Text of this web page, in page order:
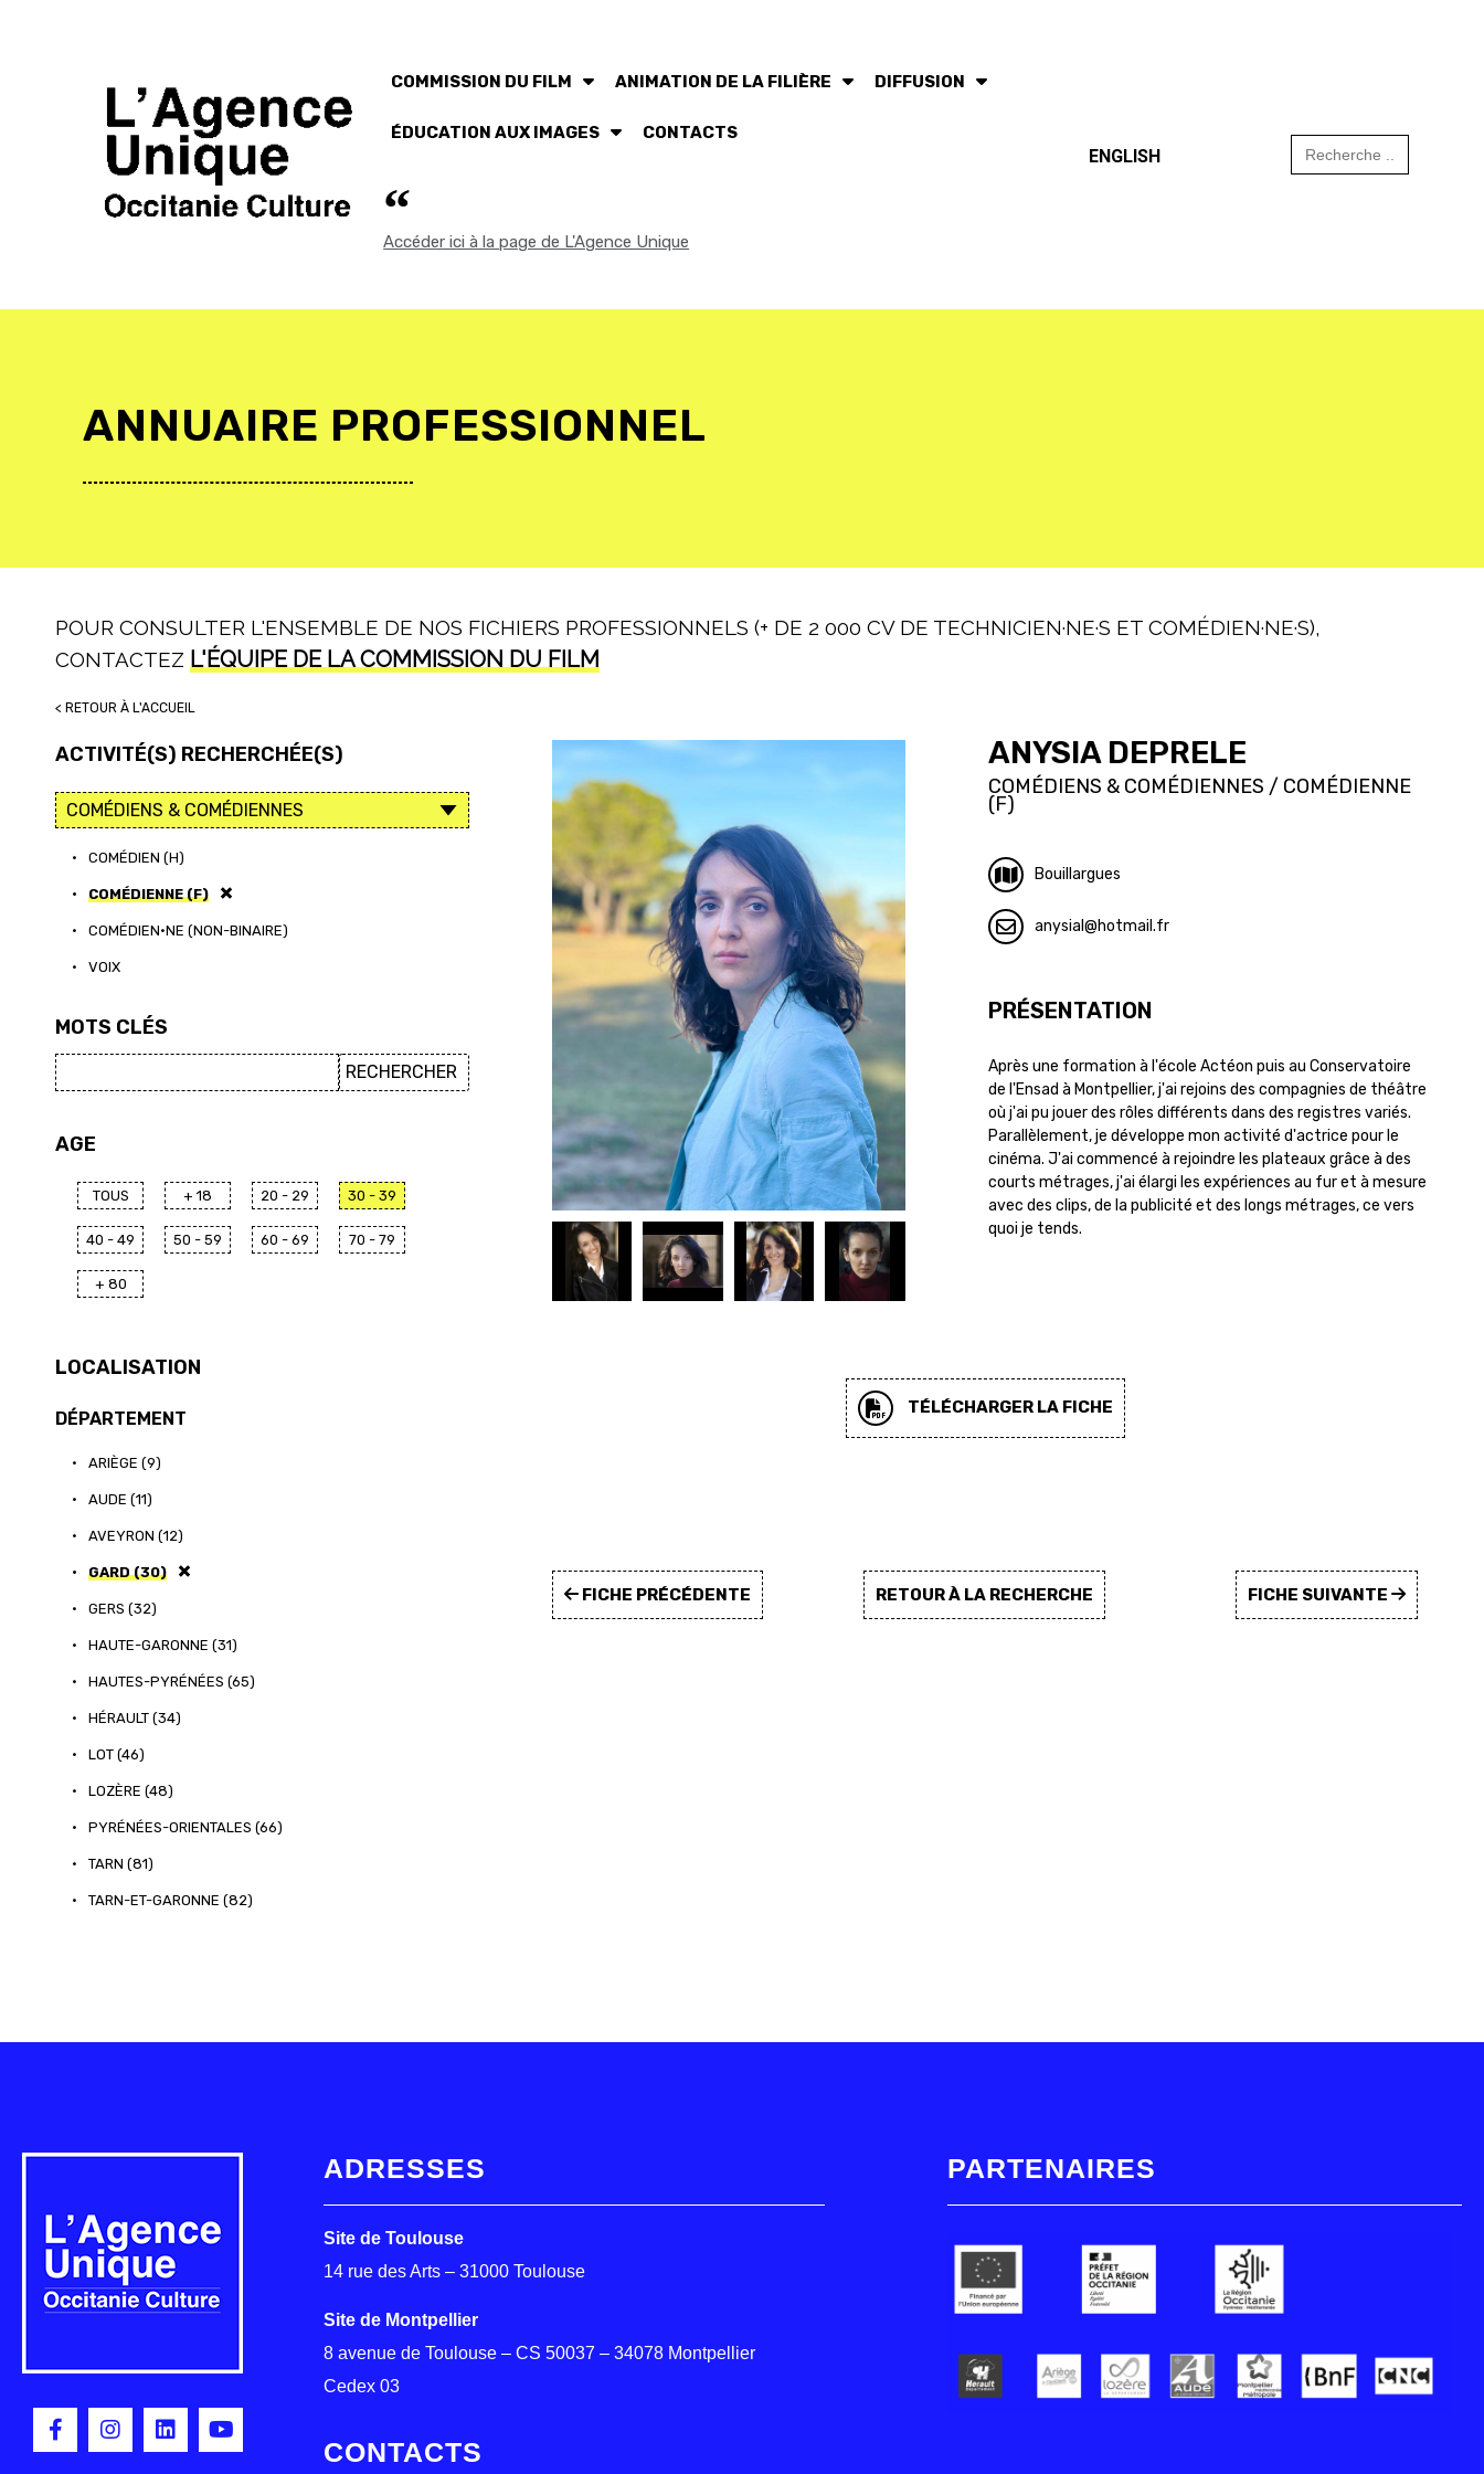
COMMISSION DU FILM ANIMATION DE LA FILIÈRE DIFFUSION
ÉDUCATION AUX IMAGES CONTACTS
Accéder ici à la page de L'Agence Unique
ENGLISH
Search
for:
ANNUAIRE PROFESSIONNEL
POUR CONSULTER L'ENSEMBLE DE NOS FICHIERS PROFESSIONNELS (+ DE 2 000 CV DE TECHNICIEN·NE·S ET COMÉDIEN·NE·S),
CONTACTEZ L'ÉQUIPE DE LA COMMISSION DU FILM
< RETOUR À L'ACCUEIL
ACTIVITÉ(S) RECHERCHÉE(S)
• COMÉDIEN (H)
• COMÉDIENNE (F)
• COMÉDIEN·NE (NON-BINAIRE)
• VOIX
MOTS CLÉS
AGE
TOUS + 18 20 - 29 30 - 39
40 - 49 50 - 59 60 - 69 70 - 79
+ 80
LOCALISATION
DÉPARTEMENT
• ARIÈGE (9)
• AUDE (11)
• AVEYRON (12)
• GARD (30)
• GERS (32)
• HAUTE-GARONNE (31)
• HAUTES-PYRÉNÉES (65)
• HÉRAULT (34)
• LOT (46)
• LOZÈRE (48)
• PYRÉNÉES-ORIENTALES (66)
• TARN (81)
• TARN-ET-GARONNE (82)
ANYSIA DEPRELE
COMÉDIENS & COMÉDIENNES / COMÉDIENNE
(F)
Bouillargues
anysial hotmail.fr
PRÉSENTATION
Après une formation à l'école Actéon puis au Conservatoire
de l'Ensad à Montpellier, j'ai rejoins des compagnies de théâtre
où j'ai pu jouer des rôles différents dans des registres variés.
Parallèlement, je développe mon activité d'actrice pour le
cinéma. J'ai commencé à rejoindre les plateaux grâce à des
courts métrages, j'ai élargi les expériences au fur et à mesure
avec des clips, de la publicité et des longs métrages, ce vers
quoi je tends.
TÉLÉCHARGER LA FICHE
FICHE PRÉCÉDENTE RETOUR À LA RECHERCHE FICHE SUIVANTE
ADRESSES
Site de Toulouse
14 rue des Arts – 31000 Toulouse
Site de Montpellier
8 avenue de Toulouse – CS 50037 – 34078 Montpellier
Cedex 03
CONTACTS
PARTENAIRES